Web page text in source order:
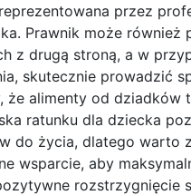
przez
Prawnik może również
z drugą stroną, a w
skutecznie prowadzić
że alimenty od dziadków
ratunku dla dziecka
do życia, dlatego warto
wsparcie, aby
rozstrzygnięcie